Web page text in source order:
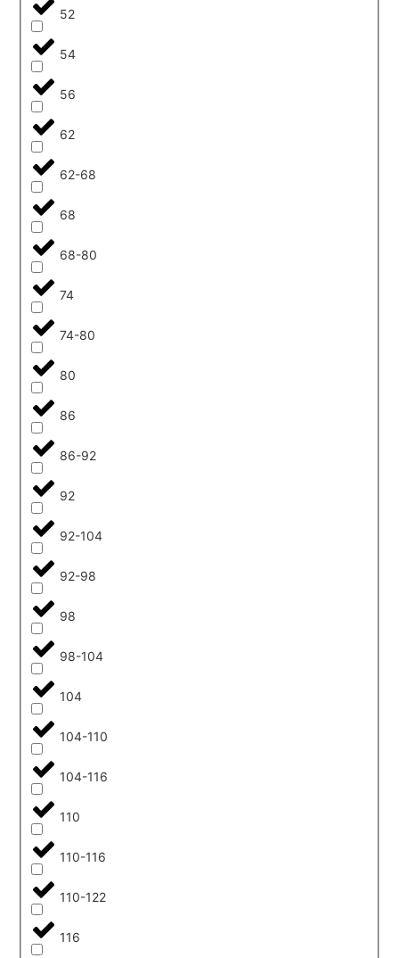
52
54
56
62
62-68
68
68-80
74
74-80
80
86
86-92
92
92-104
92-98
98
98-104
104
104-110
104-116
110
110-116
110-122
116